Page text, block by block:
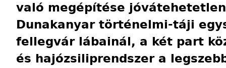
való megépítése
Dunakanyar történelmi-táji
fellegvár lábainál, a két part
és hajózsiliprendszer a